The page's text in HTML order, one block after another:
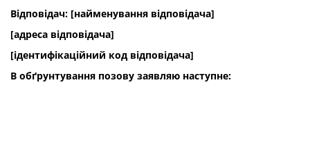
Відповідач: [найменування відповідача]
[адреса відповідача]
[ідентифікаційний код відповідача]
В обґрунтування позову заявляю наступне: